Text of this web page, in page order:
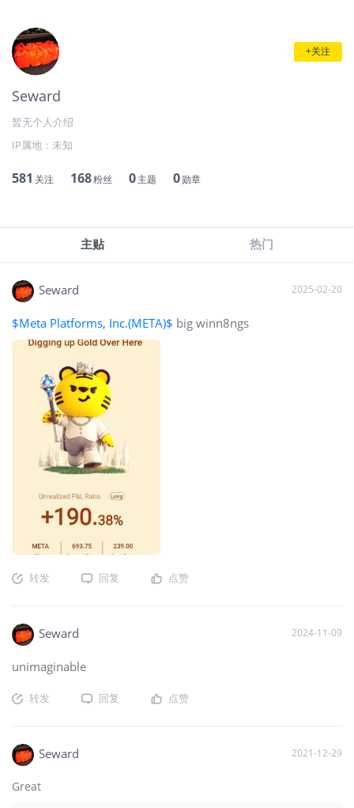
+关注
Seward
暂无个人介绍
IP属地： 未知
581 关注 168粉丝 0主题 0勋章
主贴 热门
Seward 2025-02-20
$Meta Platforms, Inc.(META)$ big winn8ngs
转发 回复 点赞
Seward 2024-11-09
unimaginable
转发 回复 点赞
Seward 2021-12-29
Great